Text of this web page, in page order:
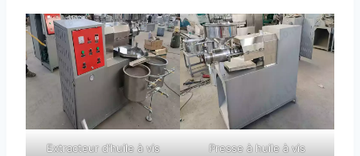
Extracteur d’huile à vis
Presse à huile à vis